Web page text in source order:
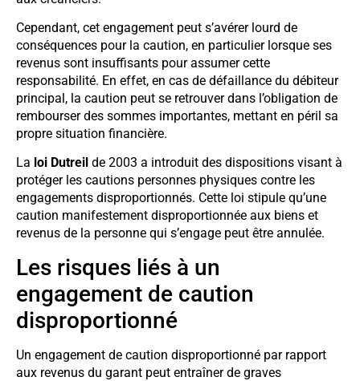
Cependant, cet engagement peut s’avérer lourd de
conséquences pour la caution, en particulier lorsque ses
revenus sont insuffisants pour assumer cette
responsabilité. En effet, en cas de défaillance du débiteur
principal, la caution peut se retrouver dans l’obligation de
rembourser des sommes importantes, mettant en péril sa
propre situation financière.
La loi Dutreil de 2003 a introduit des dispositions visant à
protéger les cautions personnes physiques contre les
engagements disproportionnés. Cette loi stipule qu’une
caution manifestement disproportionnée aux biens et
revenus de la personne qui s’engage peut être annulée.
Les risques liés à un
engagement de caution
disproportionné
Un engagement de caution disproportionné par rapport
aux revenus du garant peut entraîner de graves